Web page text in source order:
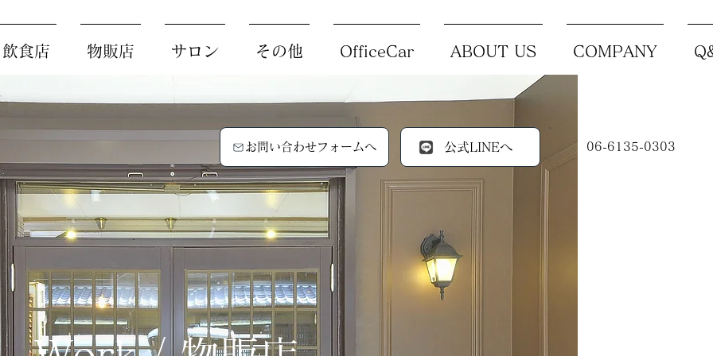
お問い合わせフォームへ 公式LINEへ 06-6135-0303
食店 物販店 サロン その他 OfficeCar ABOUT US COMPANY